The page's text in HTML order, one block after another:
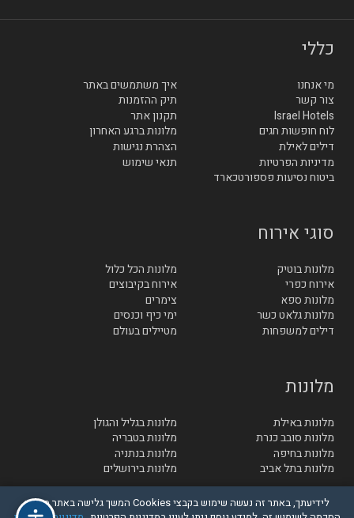
כללי
מי אנחנו
איך משתמשים באתר
צור קשר
תיק ההזמנות
Israel Hotels
תקנון אתר
לוח חופשות חגים
מלונות ברגע האחרון
דילים לאילת
הצהרת נגישות
מדיניות הפרטיות
תנאי שימוש
ביטוח נסיעות פספורטכארד
סוגי אירוח
מלונות בוטיק
מלונות הכל כלול
אירוח כפרי
אירוח בקיבוצים
מלונות ספא
צימרים
מלונות גלאט כשר
ימי כיף וכנסים
דילים למשפחות
מטיילים בעולם
מלונות
מלונות באילת
מלונות בגליל והגולן
מלונות סובב כנרת
מלונות בטבריה
מלונות בחיפה
מלונות בנתניה
מלונות בתל אביב
מלונות בירושלים
לידיעתך, באתר זה נעשה שימוש בקבצי Cookies המשך גלישה באתר מהווה